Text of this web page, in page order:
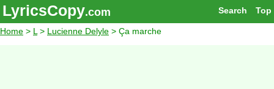
Top
Search
LyricsCopy.com
Home > L > Lucienne Delyle > Ça marche